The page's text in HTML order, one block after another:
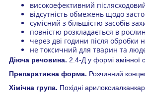
високоефективний
відсутність обмежень щодо
сумісний з більшістю засобів
повністю розкладається в
через дві години після обробки
не токсичний для тварин та
Діюча речовина. 2.4-Д у формі амінної
Препаративна форма. Розчинний
Хімічна група. Похідні